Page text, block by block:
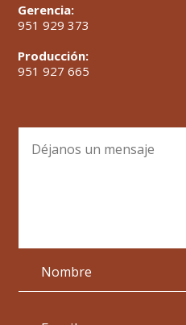
Gerencia:
951 929 373
Producción:
951 927 665